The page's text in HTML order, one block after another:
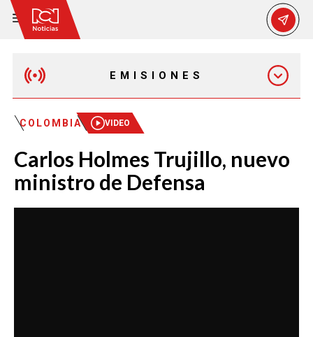
EMISIONES
EMISIÓN 12:30 PM
EMISIÓN 7:00 PM
COLOMBIA VIDEO
Carlos Holmes Trujillo, nuevo
ministro de Defensa